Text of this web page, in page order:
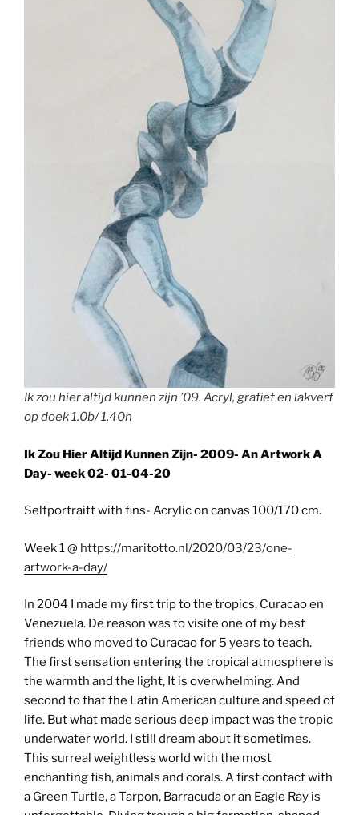
Ik zou hier altijd kunnen zijn ’09. Acryl, grafiet en lakverf
op doek 1.0b/ 1.40h
Ik Zou Hier Altijd Kunnen Zijn- 2009- An Artwork A
Day- week 02- 01-04-20
Selfportraitt with fins- Acrylic on canvas 100/170 cm.
Week 1 @ https://maritotto.nl/2020/03/23/one-
artwork-a-day/
In 2004 I made my first trip to the tropics, Curacao en
Venezuela. De reason was to visite one of my best
friends who moved to Curacao for 5 years to teach.
The first sensation entering the tropical atmosphere is
the warmth and the light, It is overwhelming. And
second to that the Latin American culture and speed of
life. But what made serious deep impact was the tropic
underwater world. I still dream about it sometimes.
This surreal weightless world with the most
enchanting fish, animals and corals. A first contact with
a Green Turtle, a Tarpon, Barracuda or an Eagle Ray is